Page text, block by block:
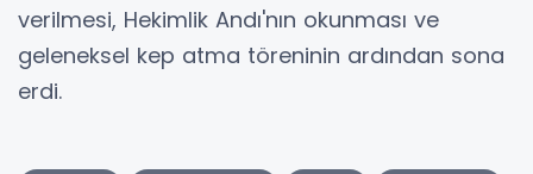
verilmesi, Hekimlik Andı'nın okunması ve
geleneksel kep atma töreninin ardından sona
erdi.